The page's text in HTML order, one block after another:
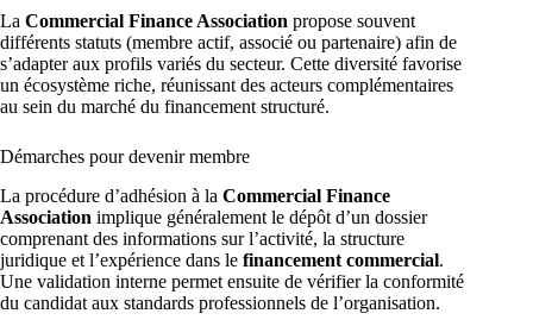
La Commercial Finance Association propose souvent
différents statuts (membre actif, associé ou partenaire) afin de
s’adapter aux profils variés du secteur. Cette diversité favorise
un écosystème riche, réunissant des acteurs complémentaires
au sein du marché du financement structuré.
Démarches pour devenir membre
La procédure d’adhésion à la Commercial Finance
Association implique généralement le dépôt d’un dossier
comprenant des informations sur l’activité, la structure
juridique et l’expérience dans le financement commercial.
Une validation interne permet ensuite de vérifier la conformité
du candidat aux standards professionnels de l’organisation.